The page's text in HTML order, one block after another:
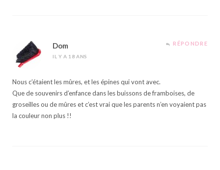
Dom
IL Y A 18 ANS
RÉPONDRE
Nous c’étaient les mûres, et les épines qui vont avec.
Que de souvenirs d’enfance dans les buissons de framboises, de
groseilles ou de mûres et c’est vrai que les parents n’en voyaient pas
la couleur non plus !!